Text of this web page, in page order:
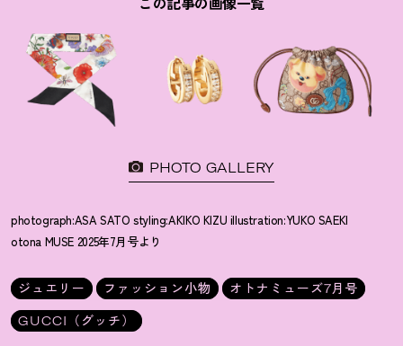
PHOTO GALLERY
photograph:ASA SATO styling:AKIKO KIZU illustration:YUKO SAEKI
otona MUSE 2025年7月号より
ジュエリー ファッション小物
オトナミューズ7月号
GUCCI（グッチ）